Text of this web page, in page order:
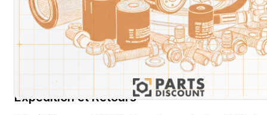
SEMOIR
ELEVAGE
PIECES TECHNIQUE
REMORQUE
MOTEUR
Machines compatibles(1)Avis
Expédition et Retours